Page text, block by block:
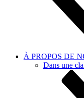
À PROPOS DE
Dans une